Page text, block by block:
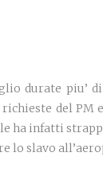
durate piu’
del
ha infatti
lo slavo